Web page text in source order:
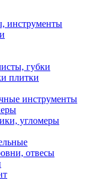
инструменты
губки
плитки
инструменты
угломеры
отвесы